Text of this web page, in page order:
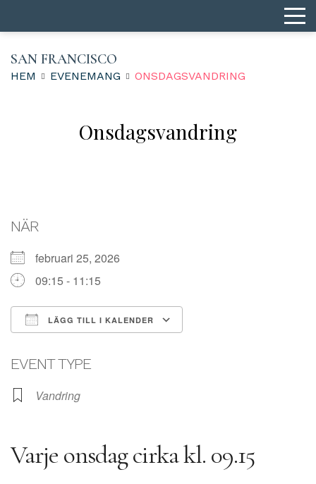
SAN FRANCISCO
HEM EVENEMANG ONSDAGS­VANDRING
Onsdags­vandring
NÄR
februari 25, 2026
09:15 - 11:15
LÄGG TILL I KALENDER
EVENT TYPE
Vandring
Varje onsdag cirka kl. 09.15